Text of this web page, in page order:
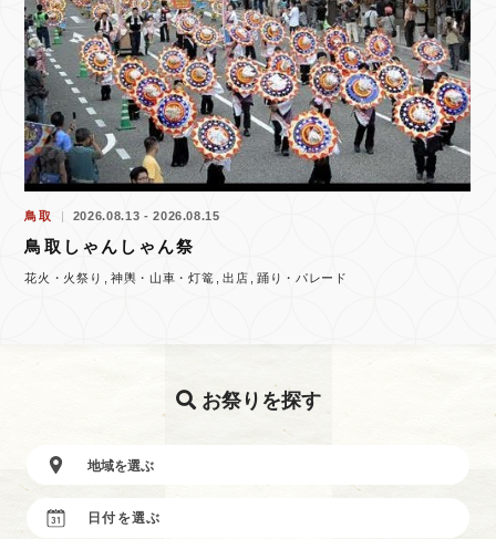
鳥取 2026.08.13 - 2026.08.15
鳥取しゃんしゃん祭
花火・火祭り 神輿・山車・灯篭 出店 踊り・パレード
お祭りを探す